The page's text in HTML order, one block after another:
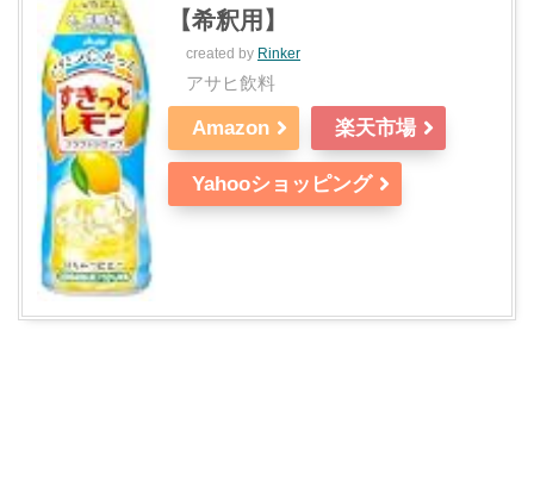
【希釈用】
created by Rinker
アサヒ飲料
Amazon 楽天市場
Yahooショッピング